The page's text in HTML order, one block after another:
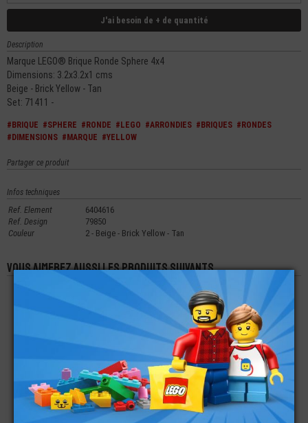
J'ai besoin de + de quantité
Description
Marque LEGO® Brique Ronde Sphere 4x4
Dimensions: 3.2x3.2x1 cms
Beige - Brick Yellow - Tan
Set: 71411 -
#BRIQUE #SPHERE #RONDE #LEGO #ARRONDIES #BRIQUES #RONDES
#DIMENSIONS #MARQUE #YELLOW
Partager ce produit
Infos techniques
Ref. Element
6404616
Ref. Design
79850
Couleur
2 - Beige - Brick Yellow - Tan
Vous aimerez aussi les produits suivants
LEGO® BRIQUE DE
1,39€
LEGO® BRIQUE 1X1X5
4,99€
LEGO® LANCEUR DE
PROJECTILE 1X4
0,75
LEGO®
LEGO® PLATE LISSE
LEGO® BRIQUE 1X4